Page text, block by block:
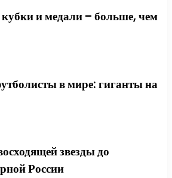
и медали – больше, чем
в мире: гиганты на
звезды до
России